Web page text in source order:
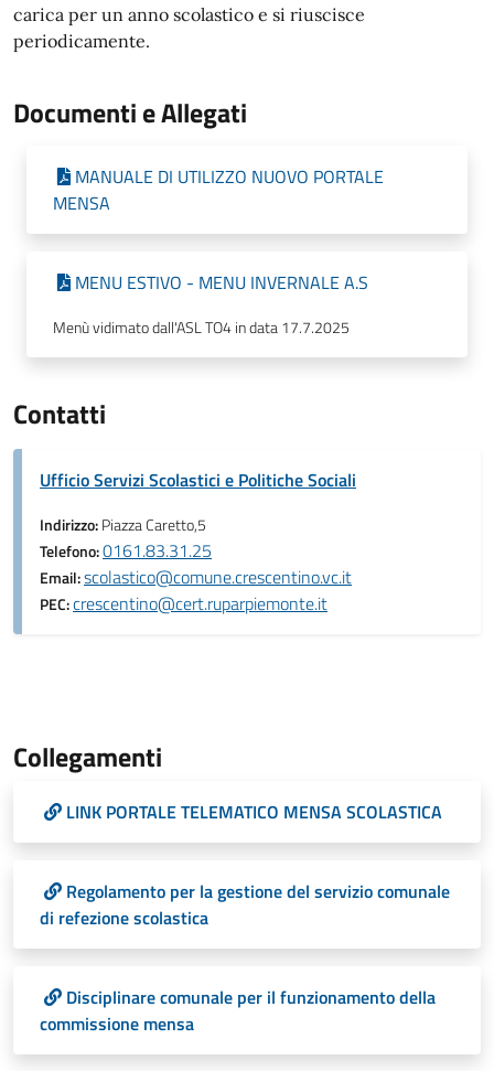
carica per un anno scolastico e si riuscisce
periodicamente.
Documenti e Allegati
MANUALE DI UTILIZZO NUOVO PORTALE
MENSA
MENU ESTIVO - MENU INVERNALE A.S
Menù vidimato dall'ASL TO4 in data 17.7.2025
Contatti
Ufficio Servizi Scolastici e Politiche Sociali
Indirizzo:Piazza Caretto,5
Telefono:0161.83.31.25
Email:scolastico@comune.crescentino.vc.it
PEC:crescentino@cert.ruparpiemonte.it
Collegamenti
LINK PORTALE TELEMATICO MENSA SCOLASTICA
Regolamento per la gestione del servizio comunale
di refezione scolastica
Disciplinare comunale per il funzionamento della
commissione mensa